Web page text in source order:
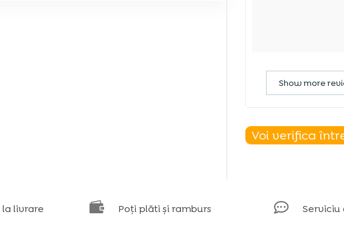
Show more
Voi verifica
la livrare  Poți plăti și ramburs  Serviciu